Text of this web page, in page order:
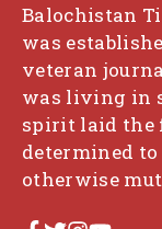
Balochistan
was
veteran
was living in
spirit laid the
determined
otherwise